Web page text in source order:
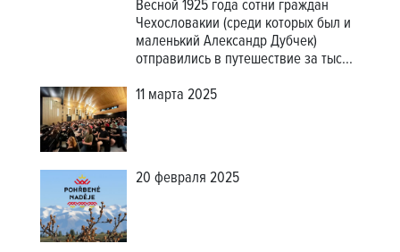
Весной 1925 года сотни граждан
Чехословакии (среди которых был и
маленький Александр Дубчек)
отправились в путешествие за тыс...
11 марта 2025
20 февраля 2025